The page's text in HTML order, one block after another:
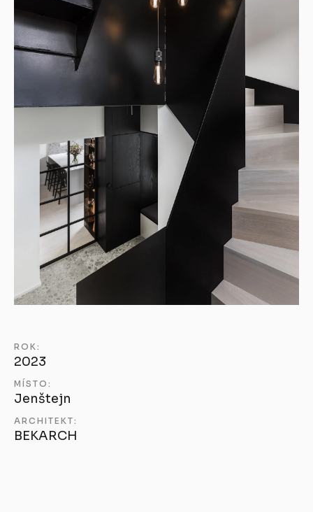
ROK:
2023
MÍSTO:
Jenštejn
ARCHITEKT:
BEKARCH